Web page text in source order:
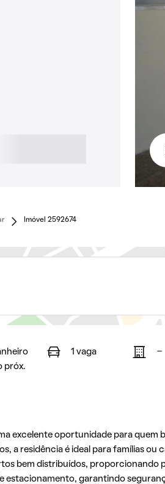
Imóvel 2592674
1 vaga
-
próx.
excelente oportunidade para quem
a residência é ideal para famílias ou
bem distribuídos, proporcionando
estacionamento, garantindo